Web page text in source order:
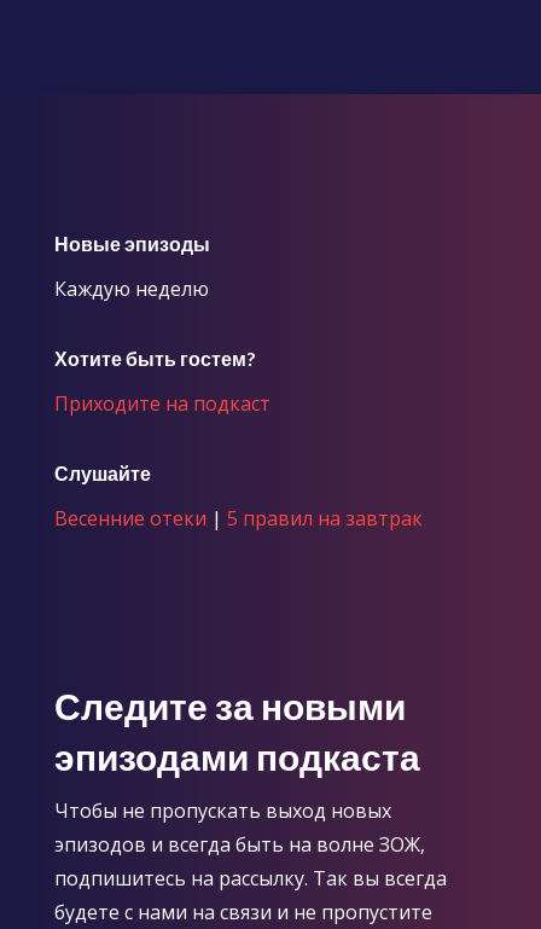
Новые эпизоды
Каждую неделю
Хотите быть гостем?
Приходите на подкаст
Слушайте
Весенние отеки | 5 правил на завтрак
Следите за новыми
эпизодами подкаста
Чтобы не пропускать выход новых
эпизодов и всегда быть на волне ЗОЖ,
подпишитесь на рассылку. Так вы всегда
будете с нами на связи и не пропустите